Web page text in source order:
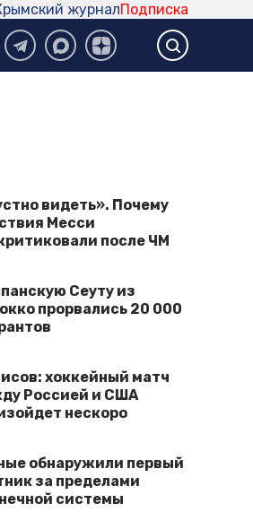
Подписка
журнал
видеть». Почему
Месси
после ЧМ
Сеуту из
прорвались 20 000
хоккейный матч
Россией и США
нескоро
обнаружили первый
за пределами
системы